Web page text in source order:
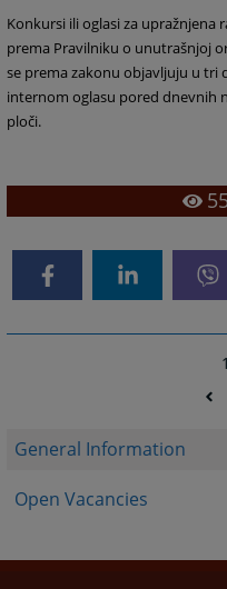
General Information
Open Vacancies
Konkursi ili oglasi za upražnjena
prema Pravilniku o unutrašnjoj
se prema zakonu objavljuju u tri
internom oglasu pored dnevnih
ploči.